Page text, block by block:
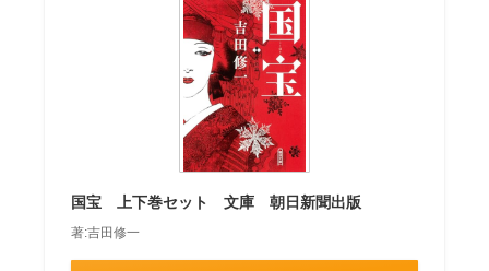
国宝 上下巻セット 文庫 朝日新聞出版
著:吉田修一